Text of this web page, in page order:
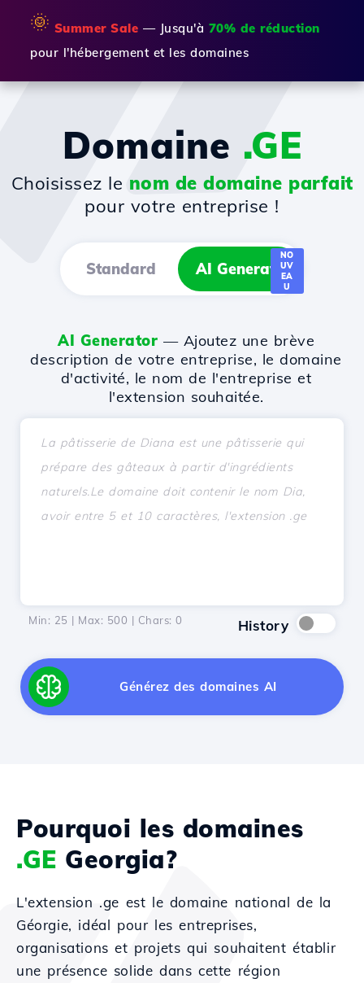
🌞 Summer Sale — Jusqu'à 70% de réduction
pour l'hébergement et les domaines
Domaine .GE
Choisissez le nom de domaine parfait
pour votre entreprise !
Standard AI Generator
NO
UV
EA
U
AI Generator — Ajoutez une brève
description de votre entreprise, le domaine
d'activité, le nom de l'entreprise et
l'extension souhaitée.
Min: 25 | Max: 500 | Chars: 0 History
Générez des domaines AI
Pourquoi les domaines
.GE Georgia?
L'extension .ge est le domaine national de la
Géorgie, idéal pour les entreprises,
organisations et projets qui souhaitent établir
une présence solide dans cette région